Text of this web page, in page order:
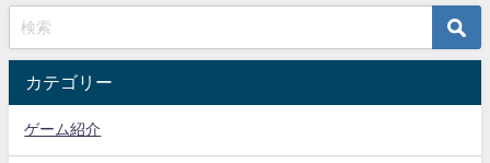
カテゴリー
ゲーム紹介